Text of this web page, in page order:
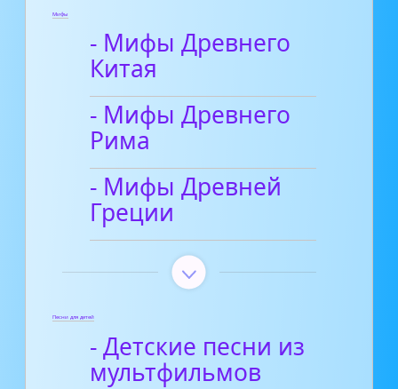
Мифы
- Мифы Древнего
Китая
- Мифы Древнего
Рима
- Мифы Древней
Греции
Песни для детей
- Детские песни из
мультфильмов